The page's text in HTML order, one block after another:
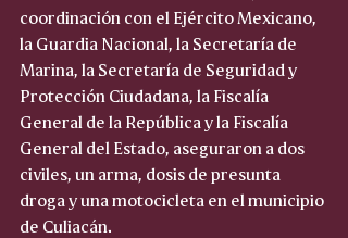
coordinación con el Ejército Mexicano,
la Guardia Nacional, la Secretaría de
Marina, la Secretaría de Seguridad y
Protección Ciudadana, la Fiscalía
General de la República y la Fiscalía
General del Estado, aseguraron a dos
civiles, un arma, dosis de presunta
droga y una motocicleta en el municipio
de Culiacán.